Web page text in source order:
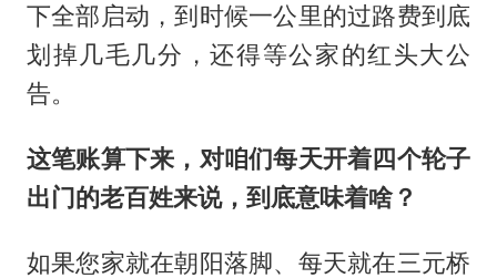
下全部启动，到时候一公里的过路费到底
划掉几毛几分，还得等公家的红头大公
告。
这笔账算下来，对咱们每天开着四个轮子
出门的老百姓来说，到底意味着啥？
如果您家就在朝阳落脚、每天就在三元桥